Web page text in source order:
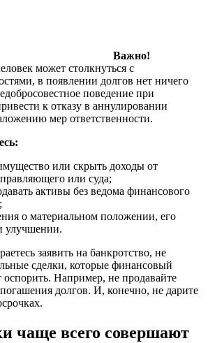
Важно!
может столкнуться с
в появлении долгов нет ничего
поведение при
к отказу в аннулировании
мер ответственности.
или скрыть доходы от
или суда;
активы без ведома финансового
о материальном положении, его
улучшении.
заявить на банкротство, не
сделки, которые финансовый
Например, не продавайте
долгов. И, конечно, не дарите
чаще всего совершают